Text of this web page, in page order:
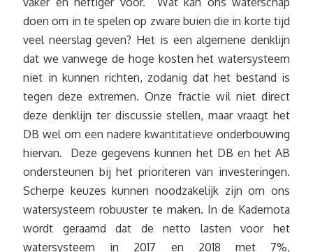
doen om in te spelen op zware buien die in korte tijd
veel neerslag geven? Het is een algemene denklijn
dat we vanwege de hoge kosten het watersysteem
niet in kunnen richten, zodanig dat het bestand is
tegen deze extremen. Onze fractie wil niet direct
deze denklijn ter discussie stellen, maar vraagt het
DB wel om een nadere kwantitatieve onderbouwing
hiervan. Deze gegevens kunnen het DB en het AB
ondersteunen bij het prioriteren van investeringen.
Scherpe keuzes kunnen noodzakelijk zijn om ons
watersysteem robuuster te maken. In de Kadernota
wordt geraamd dat de netto lasten voor het
watersysteem in 2017 en 2018 met 7%,